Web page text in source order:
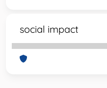
social impact